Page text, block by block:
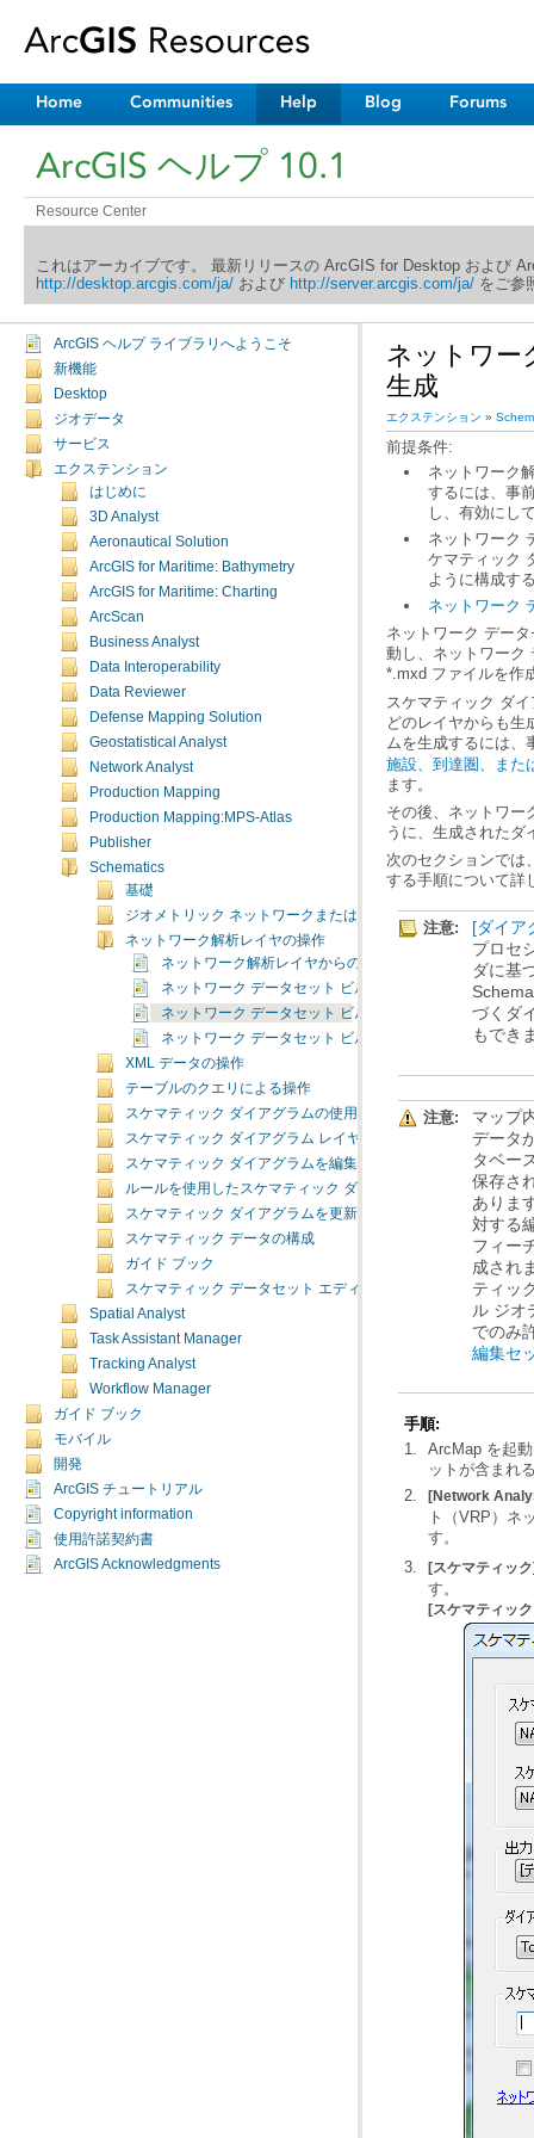
Home Communities Help Blog Forums
ArcGIS ヘルプ 10.1
Resource Center
これはアーカイブです。 最新リリースの ArcGIS for Desktop および
http://desktop.arcgis.com/ja/および http://server.arcgis.com/ja/をご参
ArcGIS ヘルプ ライブラリへようこそ
新機能
Desktop
ジオデータ
サービス
エクステンション
はじめに
3D Analyst
Aeronautical Solution
ArcGIS for Maritime: Bathymetry
ArcGIS for Maritime: Charting
ArcScan
Business Analyst
Data Interoperability
Data Reviewer
Defense Mapping Solution
Geostatistical Analyst
Network Analyst
Production Mapping
Production Mapping:MPS-Atlas
Publisher
Schematics
基礎
ジオメトリック ネットワークまたはネットワーク データセッ
ネットワーク解析レイヤの操作
ネットワーク解析レイヤからのスケマティック ダイアグ
ネットワーク データセット ビルダの動作
ネットワーク データセット ビルダに基づくダイアグラム
ネットワーク データセット ビルダに基づくダイアグラム
XML データの操作
テーブルのクエリによる操作
スケマティック ダイアグラムの使用
スケマティック ダイアグラム レイヤ プロパティの管理
スケマティック ダイアグラムを編集する
ルールを使用したスケマティック ダイアグラム コンテンツの
スケマティック ダイアグラムを更新する
スケマティック データの構成
ガイド ブック
スケマティック データセット エディタ
Spatial Analyst
Task Assistant Manager
Tracking Analyst
Workflow Manager
ガイド ブック
モバイル
開発
ArcGIS チュートリアル
Copyright information
使用許諾契約書
ArcGIS Acknowledgments
生成
エクステンション »
前提条件:
するには、事
し、有効にし
ように構成す
ネットワーク
*.mxd ファイルを作
ムを生成するには、
施設、到達圏、また
ます。
うに、生成されたダ
する手順について詳
注意: [ダイア
もでき
注意:
でのみ
編集セ
手順:
ットが含まれ
[Network
す。
[スケマティッ
す。
[スケマティッ